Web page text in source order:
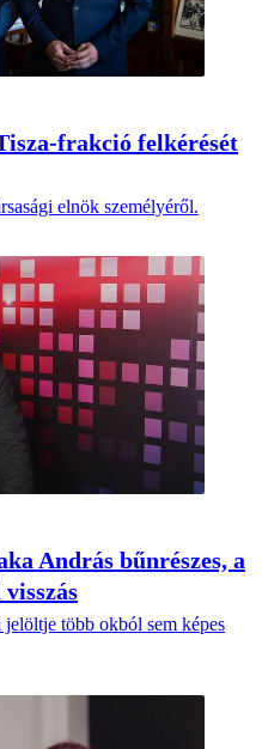
frakció felkérését
elnök személyéről.
András bűnrészes, a
több okból sem képes